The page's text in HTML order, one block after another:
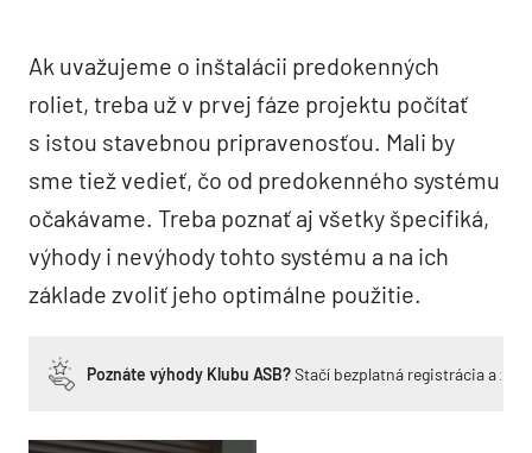
Ak uvažujeme o inštalácii predokenných
roliet, treba už v prvej fáze projektu počítať
s istou stavebnou pripravenosťou. Mali by
sme tiež vedieť, čo od predokenného systému
očakávame. Treba poznať aj všetky špecifiká,
výhody i nevýhody tohto systému a na ich
základe zvoliť jeho optimálne použitie.
Poznáte výhody Klubu ASB?Stačí bezplatná registrácia a